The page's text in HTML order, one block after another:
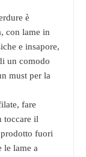
è
con lame in
e insapore,
un comodo
must per la
fare
toccare il
fuori
le lame a